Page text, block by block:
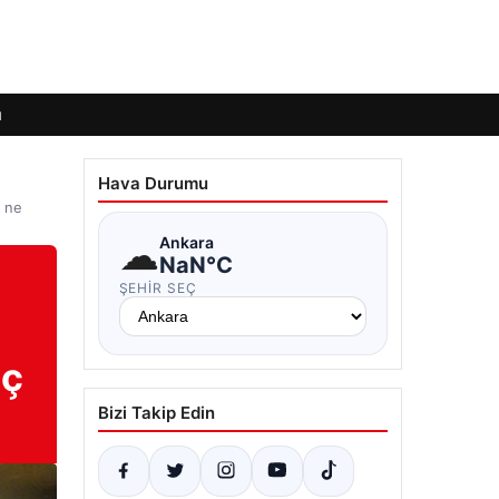
ne
Hava Durumu
☁Ankara
NaN°C
ŞEHIR SEÇ
Bizi Takip Edin